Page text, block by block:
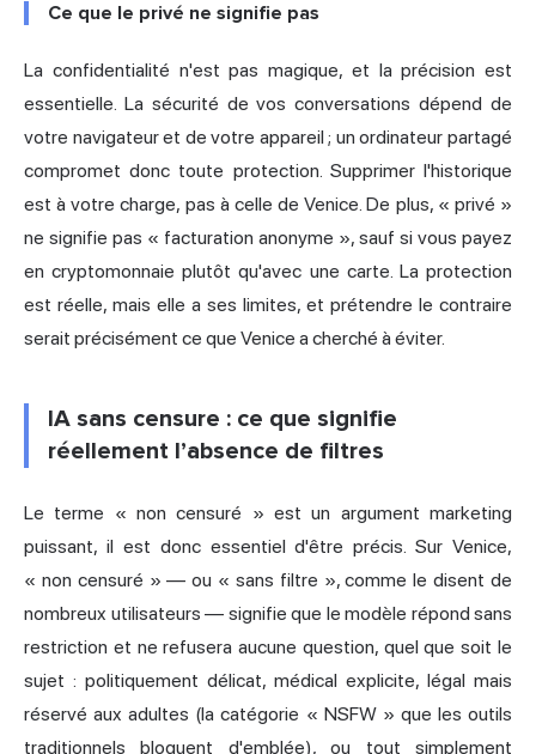
Ce que le privé ne signifie pas
La confidentialité n'est pas magique, et la précision est
essentielle. La sécurité de vos conversations dépend de
votre navigateur et de votre appareil ; un ordinateur partagé
compromet donc toute protection. Supprimer l'historique
est à votre charge, pas à celle de Venice. De plus, « privé »
ne signifie pas « facturation anonyme », sauf si vous payez
en cryptomonnaie plutôt qu'avec une carte. La protection
est réelle, mais elle a ses limites, et prétendre le contraire
serait précisément ce que Venice a cherché à éviter.
IA sans censure : ce que signifie
réellement l’absence de filtres
Le terme « non censuré » est un argument marketing
puissant, il est donc essentiel d'être précis. Sur Venice,
« non censuré » — ou « sans filtre », comme le disent de
nombreux utilisateurs — signifie que le modèle répond sans
restriction et ne refusera aucune question, quel que soit le
sujet : politiquement délicat, médical explicite, légal mais
réservé aux adultes (la catégorie « NSFW » que les outils
traditionnels bloquent d'emblée), ou tout simplement